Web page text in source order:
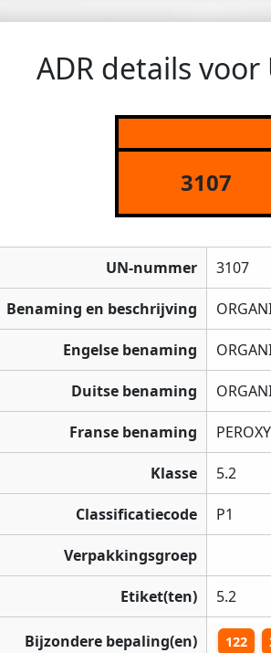
ADR details voor
3107
UN-nummer 3107
Benaming en beschrijving
Engelse benaming
Duitse benaming
Franse benaming
Klasse 5.2
Classificatiecode P1
Verpakkingsgroep
Etiket(ten) 5.2
Bijzondere bepaling(en) 122